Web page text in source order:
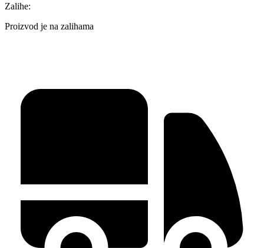
Zalihe:
Proizvod je na zalihama